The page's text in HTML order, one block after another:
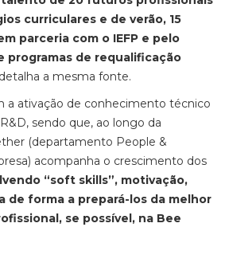
curriculares e de verão, 15
parceria com o IEFP e pelo
programas de requalificação
a mesma fonte.
a ativação de conhecimento técnico
sendo que, ao longo da
(departamento People &
acompanha o crescimento dos
“soft skills”, motivação,
de forma a prepará-los da melhor
se possível, na Bee